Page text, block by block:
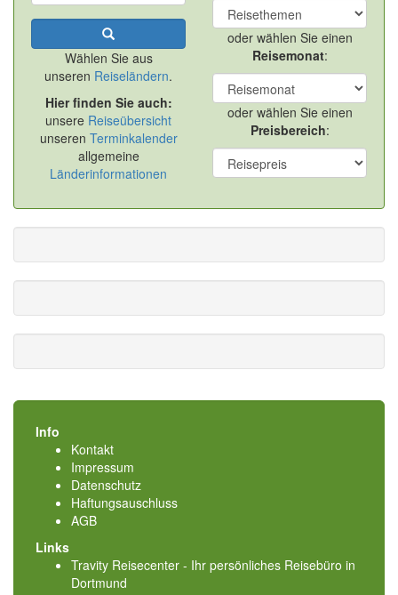
Wählen Sie aus
unseren Reiseländern.
Hier finden Sie auch:
unsere Reiseübersicht
unseren Terminkalender
allgemeine
Länderinformationen
oder wählen Sie einen
Reisemonat:
oder wählen Sie einen
Preisbereich:
Info
Kontakt
Impressum
Datenschutz
Haftungsauschluss
AGB
Links
Travity Reisecenter - Ihr persönliches Reisebüro in
Dortmund